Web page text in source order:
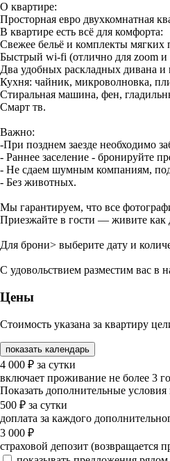
О квартире:
Просторная евро двухкомнатная
В квартире есть всё для комфорта:
Свежее бельё и комплекты мягких
Быстрый wi-fi (отлично для zооm и
Два удобных раскладных дивана и
Кухня: чайник, микроволновка,
Стиральная машина, фен,
Смарт тв.
Важно:
-При позднем заезде необходимо
- Раннее заселение - бронируйте
- Не сдаем шумным компаниям,
- Без животных.
Мы гарантируем, что все
Приезжайте в гости — живите как
Для брони> выберите дату и
С удовольствием разместим вас в
Цены
Стоимость указана за квартиру
показать календарь
4 000 ₽ за сутки
включает проживание не более 3
Показать дополнительные условия
500 ₽ за сутки
доплата за каждого
3 000 ₽
страховой депозит (возвращается